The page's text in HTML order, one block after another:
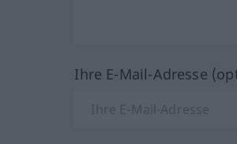
Ihre E-Mail-Adresse